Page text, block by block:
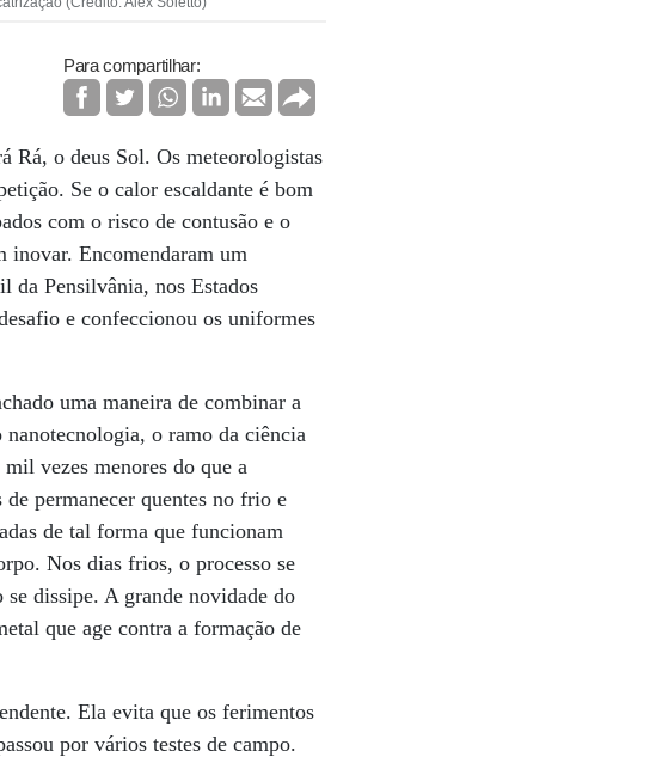
Para compartilhar:
Rá, o deus Sol. Os meteorologistas
Se o calor escaldante é bom
com o risco de contusão e o
inovar. Encomendaram um
da Pensilvânia, nos Estados
e confeccionou os uniformes
uma maneira de combinar a
o ramo da ciência
vezes menores do que a
permanecer quentes no frio e
de tal forma que funcionam
Nos dias frios, o processo se
dissipe. A grande novidade do
que age contra a formação de
Ela evita que os ferimentos
por vários testes de campo.